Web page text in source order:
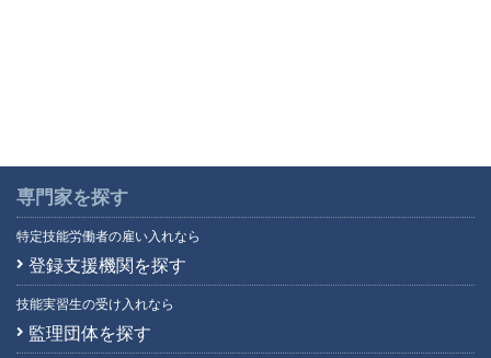
専門家を探す
特定技能労働者の雇い入れなら
登録支援機関を探す
技能実習生の受け入れなら
監理団体を探す